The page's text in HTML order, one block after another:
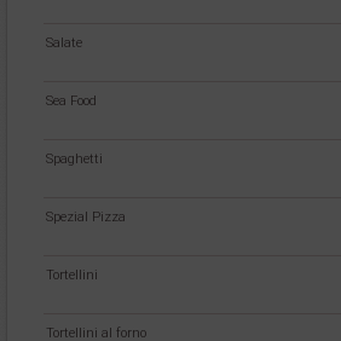
Salate
Sea Food
Spaghetti
Spezial Pizza
Tortellini
Tortellini al forno